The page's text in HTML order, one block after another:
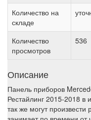
Количество на
складе
Количество
просмотров
536
Описание
Панель приборов
Рестайлинг 2015-2018
так же могут